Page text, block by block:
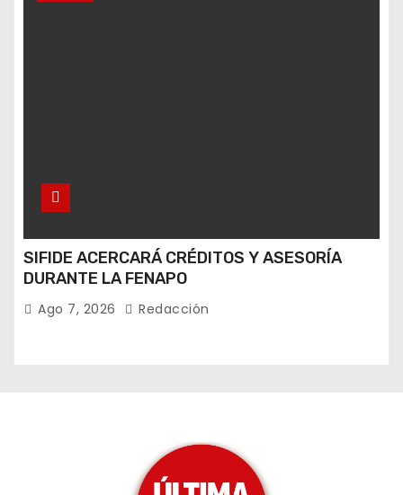
SIFIDE ACERCARÁ CRÉDITOS Y ASESORÍA
DURANTE LA FENAPO
Ago 7, 2026 Redacción